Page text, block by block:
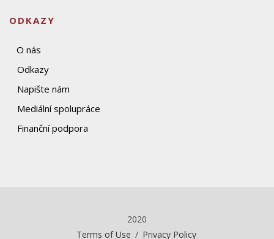
ODKAZY
O nás
Odkazy
Napište nám
Mediální spolupráce
Finanční podpora
2020
Terms of Use / Privacy Policy